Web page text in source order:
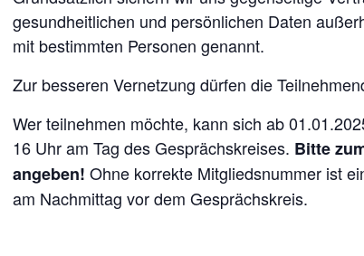
gesundheitlichen und persönlichen Daten
mit bestimmten Personen genannt.
Zur besseren Vernetzung dürfen die
Wer teilnehmen möchte, kann sich ab
16 Uhr am Tag des Gesprächskreises. Bitte
angeben! Ohne korrekte Mitgliedsnummer ist
am Nachmittag vor dem Gesprächskreis.